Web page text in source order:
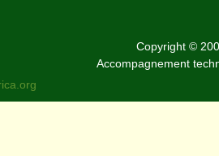
Copyright ©
Accompagnement